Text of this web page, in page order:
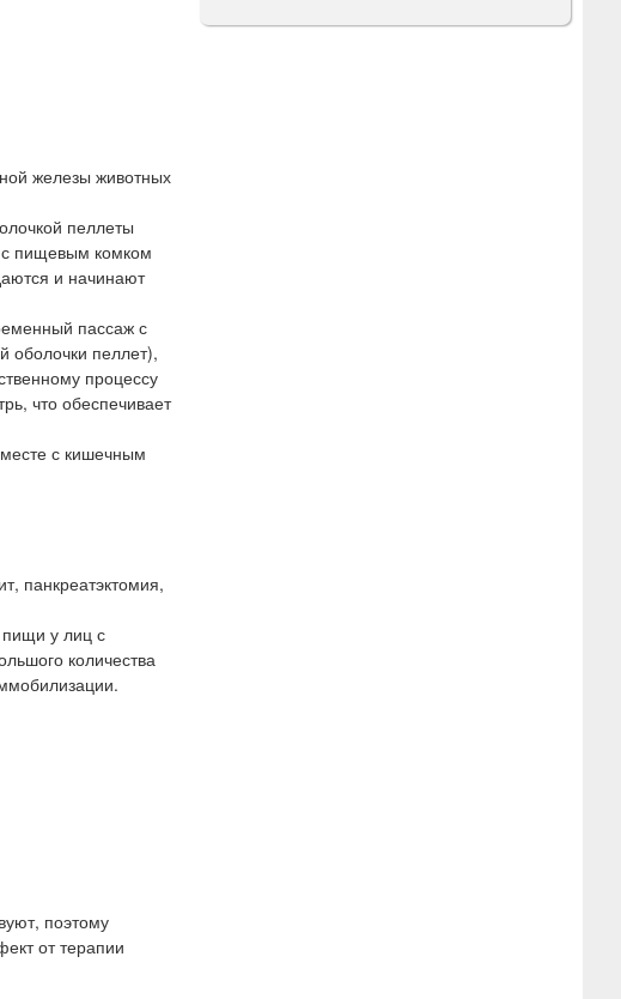
железы животных
пеллеты
пищевым комком
и начинают
пассаж с
оболочки пеллет),
процессу
что обеспечивает
с кишечным
панкреатэктомия,
пищи у лиц с
количества
поэтому
от терапии